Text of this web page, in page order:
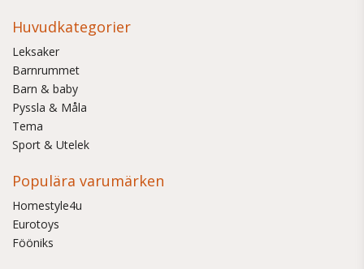
Huvudkategorier
Leksaker
Barnrummet
Barn & baby
Pyssla & Måla
Tema
Sport & Utelek
Populära varumärken
Homestyle4u
Eurotoys
Fööniks